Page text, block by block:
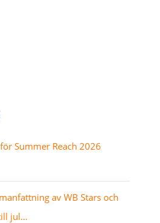
Summer Reach 2026
av WB Stars och
jul…